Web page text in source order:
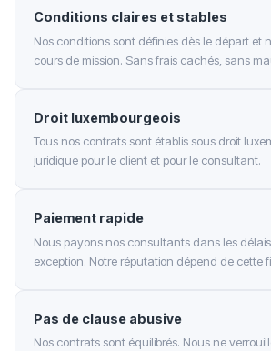
Conditions claires et stables
Nos conditions sont définies dès le départ et
cours de mission. Sans frais cachés, sans
Droit luxembourgeois
Tous nos contrats sont établis sous droit
juridique pour le client et pour le consultant.
Paiement rapide
Nous payons nos consultants dans les
exception. Notre réputation dépend de cette
Pas de clause abusive
Nos contrats sont équilibrés. Nous ne